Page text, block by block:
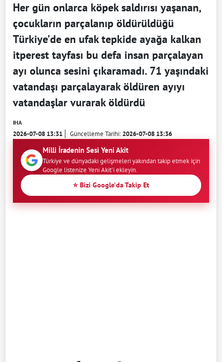
Her gün onlarca köpek saldırısı yaşanan,
çocukların parçalanıp öldürüldüğü
Türkiye’de en ufak tepkide ayağa kalkan
itperest tayfası bu defa insan parçalayan
ayı olunca sesini çıkaramadı. 71 yaşındaki
vatandaşı parçalayarak öldüren ayıyı
vatandaşlar vurarak öldürdü
IHA
2026-07-08 13:31 Güncelleme Tarihi:2026-07-08 13:36
Milli İradenin Sesi Yeni Akit
Türkiye ve dünyadaki gelişmeleri yakından takip etmek için
Google listenize Yeni Akit'i ekleyin.
⭐ Bizi Google'da Takip Et